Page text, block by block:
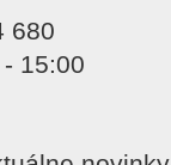
680
15:00